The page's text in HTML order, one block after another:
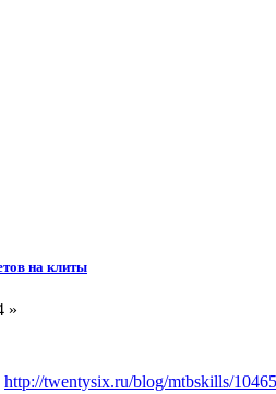
на клиты
»
http://twentysix.ru/blog/mtbskills/